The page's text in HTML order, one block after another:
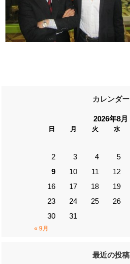
カレンダー
2026年8月
日 月 火 水
2
3 4 5
9
10 11 12
16
17 18 19
23
24 25 26
30
31
« 9月
最近の投稿